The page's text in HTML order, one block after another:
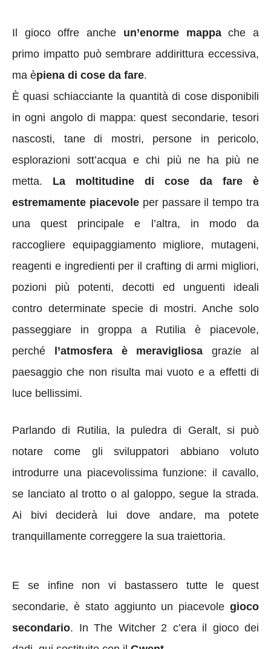
Il gioco offre anche un’enorme mappache a
primo impatto può sembrare addirittura eccessiva,
ma èpiena di cose da fare.
È quasi schiacciante la quantità di cose disponibili
in ogni angolo di mappa: quest secondarie, tesori
nascosti, tane di mostri, persone in pericolo,
esplorazioni sott’acqua e chi più ne ha più ne
metta. La moltitudine di cose da fare è
estremamente piacevole per passare il tempo tra
una quest principale e l’altra, in modo da
raccogliere equipaggiamento migliore, mutageni,
reagenti e ingredienti per il crafting di armi migliori,
pozioni più potenti, decotti ed unguenti ideali
contro determinate specie di mostri. Anche solo
passeggiare in groppa a Rutilia è piacevole,
perché l’atmosfera è meravigliosagrazie al
paesaggio che non risulta mai vuoto e a effetti di
luce bellissimi.
Parlando di Rutilia, la puledra di Geralt, si può
notare come gli sviluppatori abbiano voluto
introdurre una piacevolissima funzione: il cavallo,
se lanciato al trotto o al galoppo, segue la strada.
Ai bivi deciderà lui dove andare, ma potete
tranquillamente correggere la sua traiettoria.
E se infine non vi bastassero tutte le quest
secondarie, è stato aggiunto un piacevole gioco
secondario. In The Witcher 2 c’era il gioco dei